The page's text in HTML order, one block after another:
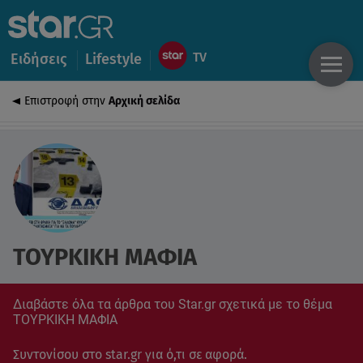
Ειδήσεις Lifestyle
Επιστροφή στην Αρχική σελίδα
ΤΟΥΡΚΙΚΗ ΜΑΦΙΑ
Διαβάστε όλα τα άρθρα του Star.gr σχετικά με το θέμα
ΤΟΥΡΚΙΚΗ ΜΑΦΙΑ
Συντονίσου στο star.gr για ό,τι σε αφορά.